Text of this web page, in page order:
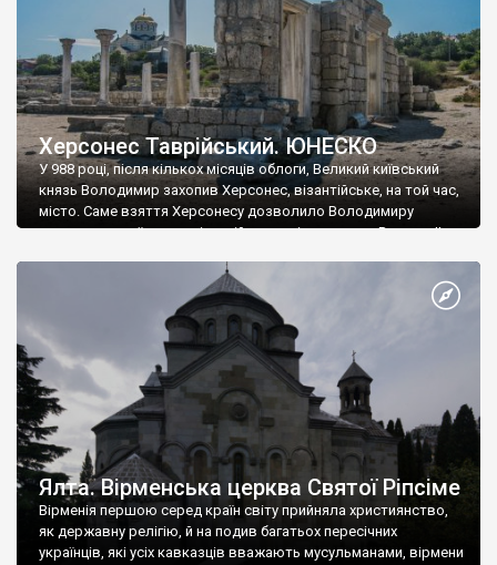
Херсонес Таврійський. ЮНЕСКО
У 988 році, після кількох місяців облоги, Великий київський
князь Володимир захопив Херсонес, візантійське, на той час,
місто. Саме взяття Херсонесу дозволило Володимиру
диктувати свої умови візантійському імператору Василю ІІ, та
Херсонесі Володимир-язичник, став Василем-християнином.
А потім було Хрещення Русі. На честь Херсонесу Таврійського
Ялта. Вірменська церква Святої Ріпсіме
Вірменія першою серед країн світу прийняла християнство,
як державну релігію, й на подив багатьох пересічних
українців, які усіх кавказців вважають мусульманами, вірмени